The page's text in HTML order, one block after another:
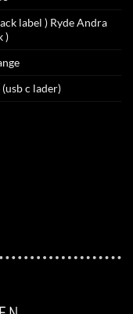
label ) Ryde Andra
)
c lader)